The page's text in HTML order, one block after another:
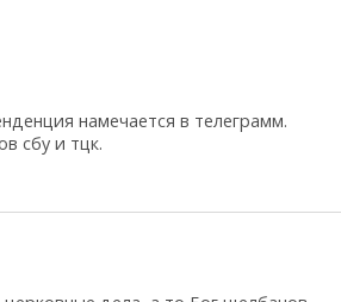
намечается в телеграмм.
сбу и тцк.